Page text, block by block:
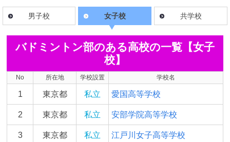
男子校 女子校 共学校
バドミントン部のある高校の一覧【女子
校】
No 所在地 学校設置 学校名
1 東京都 私立 愛国高等学校
2 東京都 私立 安部学院高等学校
3 東京都 私立 江戸川女子高等学校